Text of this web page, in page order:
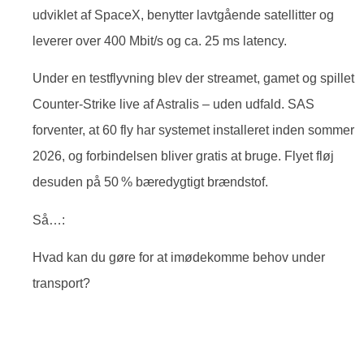
udviklet af SpaceX, benytter lavtgående satellitter og
leverer over 400 Mbit/s og ca. 25 ms latency.
Under en testflyvning blev der streamet, gamet og spillet
Counter-Strike live af Astralis – uden udfald. SAS
forventer, at 60 fly har systemet installeret inden sommer
2026, og forbindelsen bliver gratis at bruge. Flyet fløj
desuden på 50 % bæredygtigt brændstof.
Så…:
Hvad kan du gøre for at imødekomme behov under
transport?